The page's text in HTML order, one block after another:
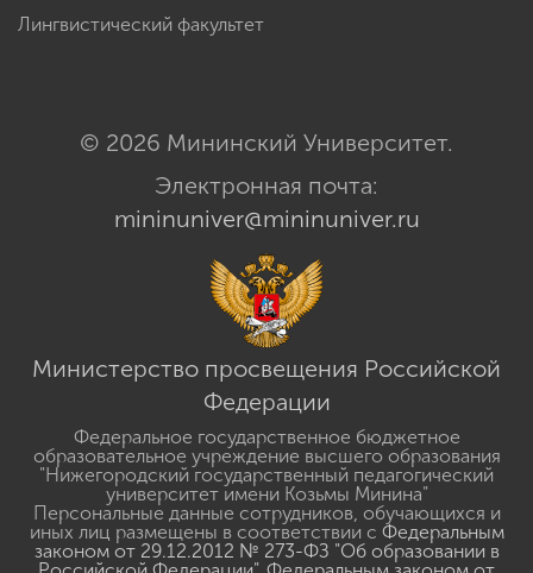
Лингвистический факультет
© 2026 Мининский Университет.
Электронная почта:
mininuniver@mininuniver.ru
Министерство просвещения Российской
Федерации
Федеральное государственное бюджетное
образовательное учреждение высшего образования
"Нижегородский государственный педагогический
университет имени Козьмы Минина"
Персональные данные сотрудников, обучающихся и
иных лиц размещены в соответствии с Федеральным
законом от 29.12.2012 № 273-ФЗ "Об образовании в